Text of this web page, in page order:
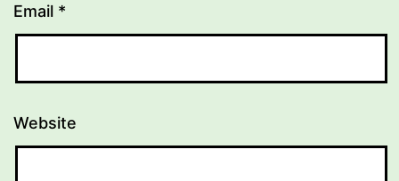
Email *
Website